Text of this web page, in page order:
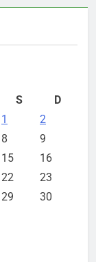
S
D
1
2
8
9
15
16
22
23
29
30